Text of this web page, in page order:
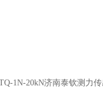
1N-20kN济南泰钦测力